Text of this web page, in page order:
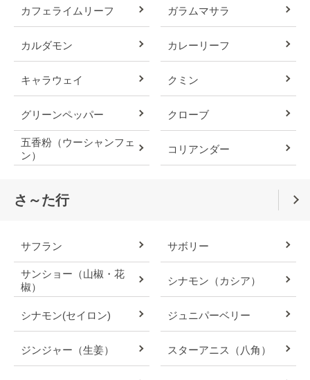
カフェライムリーフ ガラムマサラ
カルダモン カレーリーフ
キャラウェイ クミン
グリーンペッパー クローブ
五香粉（ウーシャンフェ
ン）
コリアンダー
さ～た行
サフラン サボリー
サンショー（山椒・花
椒）
シナモン（カシア）
シナモン(セイロン) ジュニパーベリー
ジンジャー（生姜） スターアニス（八角）